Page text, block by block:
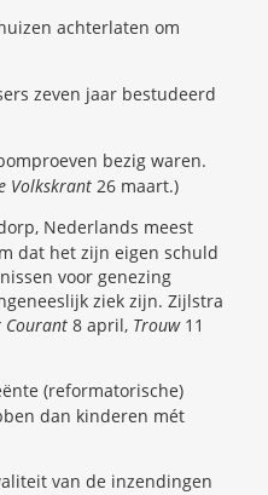
achterlaten om
zeven jaar bestudeerd
bezig waren.
Volkskrant 26 maart.)
Nederlands meest
dat het zijn eigen schuld
voor genezing
ziek zijn. Zijlstra
Courant 8 april, Trouw11
(reformatorische)
dan kinderen mét
van de inzendingen